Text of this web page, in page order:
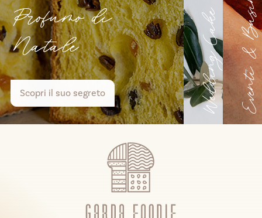
Profumo di
Natale
Scopri il suo segreto